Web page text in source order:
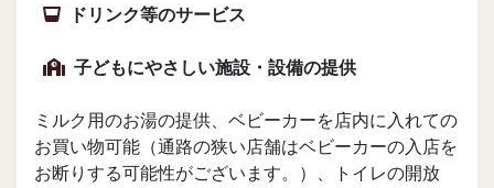
ドリンク等のサービス
子どもにやさしい施設・設備の提供
ミルク用のお湯の提供、ベビーカーを店内に入れての
お買い物可能（通路の狭い店舗はベビーカーの入店を
お断りする可能性がございます。）、トイレの開放